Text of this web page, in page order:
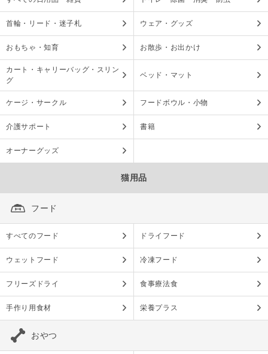
首輪・リード・迷子札 ウェア・グッズ
おもちゃ・知育 お散歩・お出かけ
カート・キャリーバッグ・スリン
グ
ベッド・マット
ケージ・サークル フードボウル・小物
介護サポート 書籍
オーナーグッズ
猫用品
フード
すべてのフード ドライフード
ウェットフード 冷凍フード
フリーズドライ 食事療法食
手作り用食材 栄養プラス
おやつ